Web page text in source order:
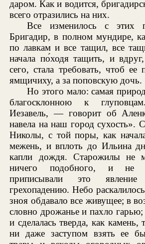
даром. Как и водится,
всего отразились на них.
Все изменилось с этих
Бригадир, в полном мундире,
по лавкам и все тащил, все
начала по́ходя тащить, и
сего, стала требовать, чтоб ее
ямщичиху, а за поповскую дочь.
Но этого мало: самая
благосклонною к
Иезавель, — говорит об
навела на наш город сухость».
Николы, с той поры, как
межень, и вплоть до Ильина
капли дождя. Старожилы не
ничего подобного, и не
приписывали это явление
грехопадению. Небо
зноя обдавало все живущее; в
словно дрожанье и пахло гарью;
и сделалась тверда, как камень,
ни даже заступом взять ее